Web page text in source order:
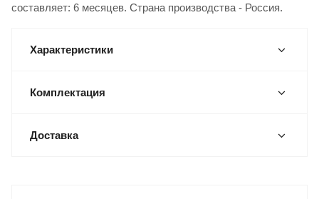
составляет: 6 месяцев. Страна производства - Россия.
Характеристики
Комплектация
Доставка